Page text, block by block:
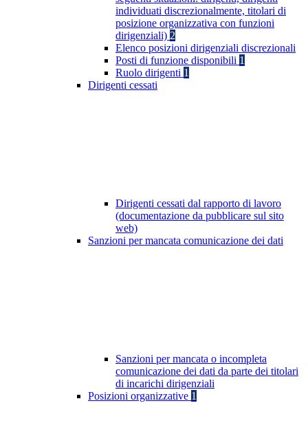
individuati discrezionalmente, titolari di
posizione organizzativa con funzioni
dirigenziali) 2
Elenco posizioni dirigenziali discrezionali
Posti di funzione disponibili 1
Ruolo dirigenti 1
Dirigenti cessati
Dirigenti cessati dal rapporto di lavoro
(documentazione da pubblicare sul sito
web)
Sanzioni per mancata comunicazione dei dati
Sanzioni per mancata o incompleta
comunicazione dei dati da parte dei titolari
di incarichi dirigenziali
Posizioni organizzative 1